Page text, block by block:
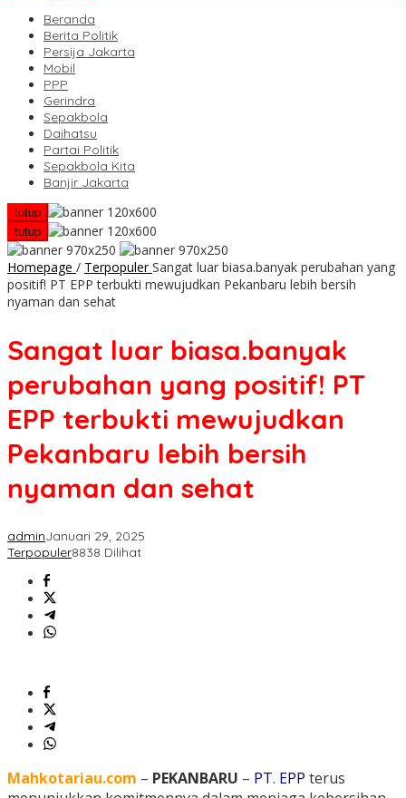
Beranda
Berita Politik
Persija Jakarta
Mobil
PPP
Gerindra
Sepakbola
Daihatsu
Partai Politik
Sepakbola Kita
Banjir Jakarta
tutup
tutup
Homepage / Terpopuler Sangat luar biasa.banyak perubahan yang
positif! PT EPP terbukti mewujudkan Pekanbaru lebih bersih
nyaman dan sehat
Sangat luar biasa.banyak
perubahan yang positif! PT
EPP terbukti mewujudkan
Pekanbaru lebih bersih
nyaman dan sehat
adminJanuari 29, 2025
Terpopuler8838 Dilihat
Mahkotariau.com – PEKANBARU – PT. EPP terus